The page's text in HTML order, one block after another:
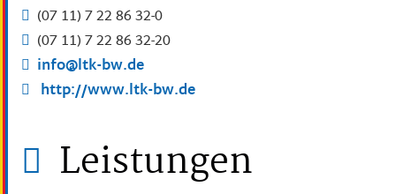
(0711) 7228632-0
(0711) 7228632-20
info@ltk-bw.de
http://www.ltk-bw.de
Leistungen